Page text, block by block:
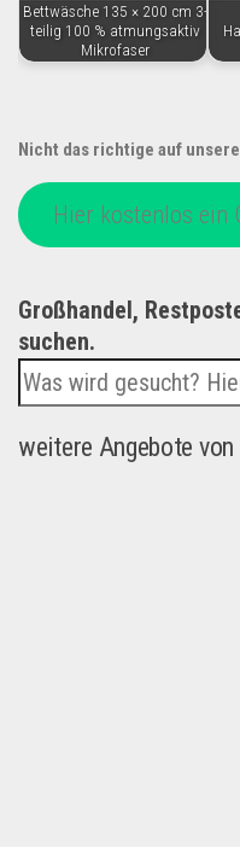
Bettwäsche 135 × 200 cm 3-
teilig 100 % atmungsaktiv
Mikrofaser
Nicht das richtige auf
Hier kostenlos ein
Großhandel,
suchen.
weitere Angebote